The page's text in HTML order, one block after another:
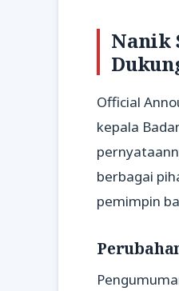
Nanik
Official
kepala
berbagai
pemimpin